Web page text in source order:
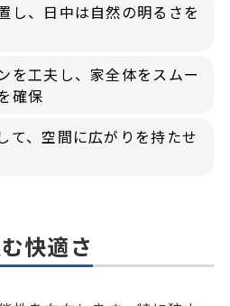
し、日中は自然の明るさを
を工夫し、家全体をスムー
確保
て、空間に広がりを持たせ
快適さ